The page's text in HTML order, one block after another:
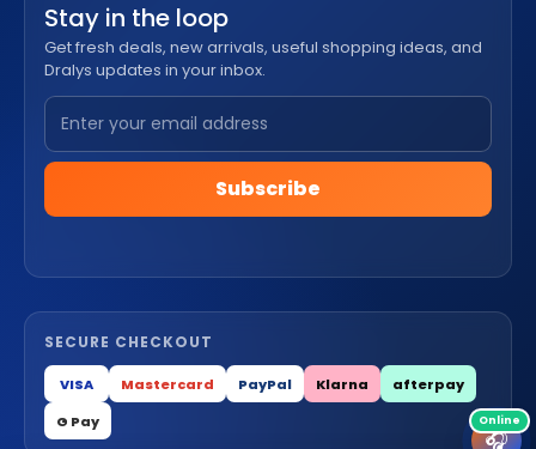
🎧
Stay in the loop
Get fresh deals, new arrivals, useful shopping ideas, and
Dralys updates in your inbox.
Subscribe
SECURE CHECKOUT
VISA Mastercard PayPal Klarna
afterpay
G Pay